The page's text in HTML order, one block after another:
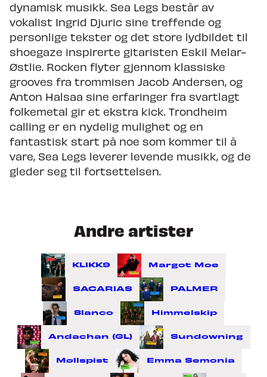
dynamisk musikk. Sea Legs består av
vokalist Ingrid Djuric sine treffende og
personlige tekster og det store lydbildet til
shoegaze inspirerte gitaristen Eskil Melar-
Østlie. Rocken flyter gjennom klassiske
grooves fra trommisen Jacob Andersen, og
Anton Halsaa sine erfaringer fra svartlagt
folkemetal gir et ekstra kick. Trondheim
calling er en nydelig mulighet og en
fantastisk start på noe som kommer til å
vare, Sea Legs leverer levende musikk, og de
gleder seg til fortsettelsen.
Andre artister
KLIKK9 Margot Moe
SACARIAS PALMER
8lanco Himmelskip
Andachan (GL) Sundowning
Møllspist Emma Semonia